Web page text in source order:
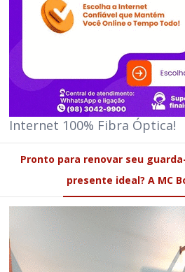
Internet 100% Fibra Óptica!
Pronto para renovar seu
presente ideal? A MC